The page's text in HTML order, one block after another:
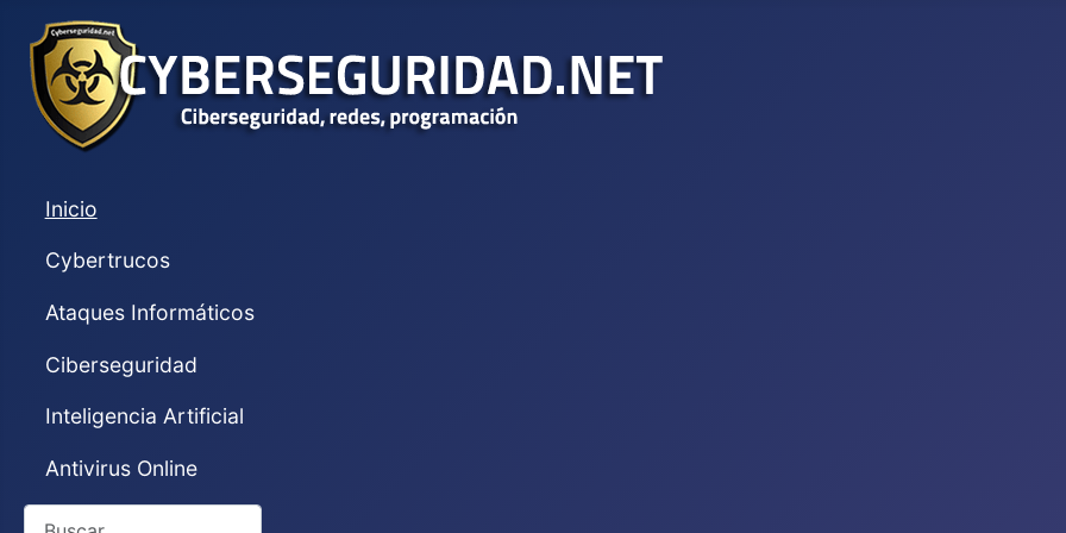
Inicio
Cybertrucos
Ataques Informáticos
Ciberseguridad
Inteligencia Artificial
Antivirus Online
Buscar